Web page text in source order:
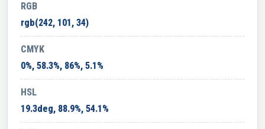
RGB
rgb(242, 101, 34)
CMYK
0%, 58.3%, 86%, 5.1%
HSL
19.3deg, 88.9%, 54.1%